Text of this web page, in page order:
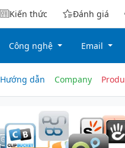
Kiến thức Đánh giá
Công nghệ Email
Hướng dẫn Company